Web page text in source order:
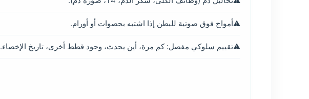
أمواج فوق صوتية للبطن إذا اشتبه بحصوات أو أورام.
تقييم سلوكي مفصل: كم مرة، أين يحدث، وجود قطط أخرى، تاريخ الإخصاء.